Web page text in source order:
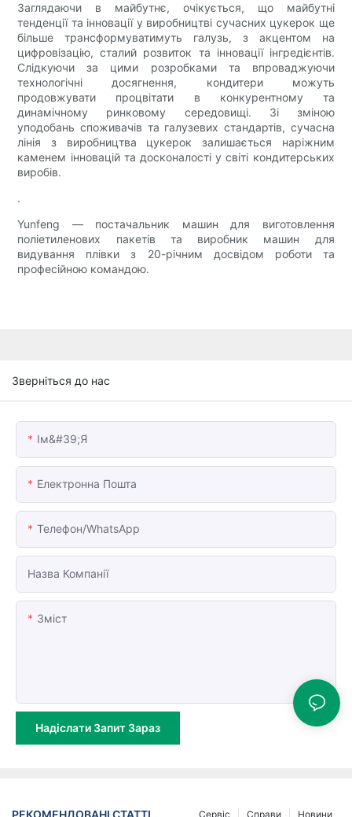
Заглядаючи в майбутнє, очікується, що майбутні
тенденції та інновації у виробництві сучасних цукерок ще
більше трансформуватимуть галузь, з акцентом на
цифровізацію, сталий розвиток та інновації інгредієнтів.
Слідкуючи за цими розробками та впроваджуючи
технологічні досягнення, кондитери можуть
продовжувати процвітати в конкурентному та
динамічному ринковому середовищі. Зі зміною
уподобань споживачів та галузевих стандартів, сучасна
лінія з виробництва цукерок залишається наріжним
каменем інновацій та досконалості у світі кондитерських
виробів.
.
Yunfeng — постачальник машин для виготовлення
поліетиленових пакетів та виробник машин для
видування плівки з 20-річним досвідом роботи та
професійною командою.
Зверніться до нас
Ім&#39;я
Електронна Пошта
Телефон/WhatsApp
Назва Компанії
Зміст
Надіслати Запит Зараз
Новини
Справи
Сервіс